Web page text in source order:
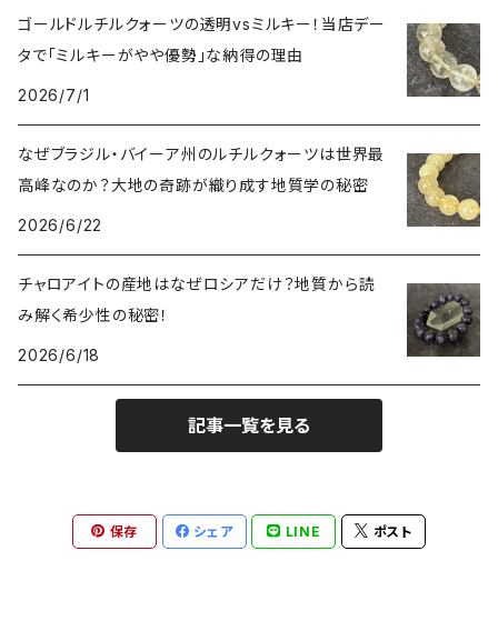
ルチルクォーツ（針水晶）
アイアゲート（天眼石）
ゴールドルチルクォーツの透明vsミルキー！当店デー
タで「ミルキーがやや優勢」な納得の理由
2026/7/1
なぜブラジル・バイーア州のルチルクォーツは世界最
高峰なのか？大地の奇跡が織り成す地質学の秘密
2026/6/22
チャロアイトの産地はなぜロシアだけ？地質から読
み解く希少性の秘密！
2026/6/18
記事一覧を見る
保存 シェア LINE ポスト